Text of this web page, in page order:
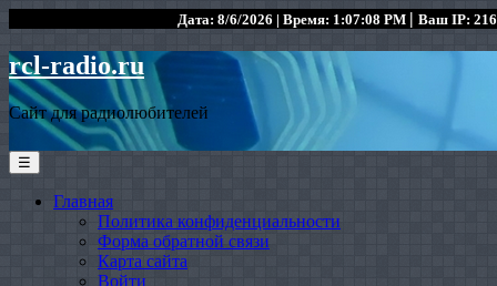
Дата: 8/6/2026 | Время: 1:07:08 PM | Ваш IP:
rcl-radio.ru
Сайт для радиолюбителей
☰
Главная
Политика конфиденциальности
Форма обратной связи
Карта сайта
Войти